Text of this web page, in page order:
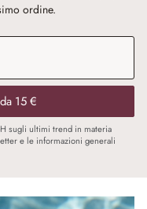
ordine.
15 €
sugli ultimi trend in materia
e le informazioni generali